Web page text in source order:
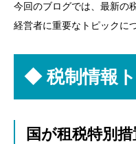
今回のブログでは、最新の
経営者に重要なトピックに
◆ 税制情報
国が租税特別